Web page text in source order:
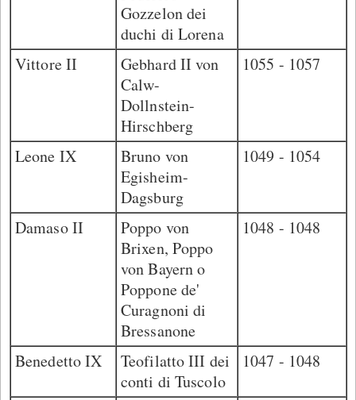
Gozzelon dei
duchi di Lorena
Vittore II
Gebhard II von
Calw-
Dollnstein-
Hirschberg
1055 - 1057
Leone IX
Bruno von
Egisheim-
Dagsburg
1049 - 1054
Damaso II
Poppo von
Brixen, Poppo
von Bayern o
Poppone de'
Curagnoni di
Bressanone
1048 - 1048
Benedetto IX
Teofilatto III dei
conti di Tuscolo
1047 - 1048